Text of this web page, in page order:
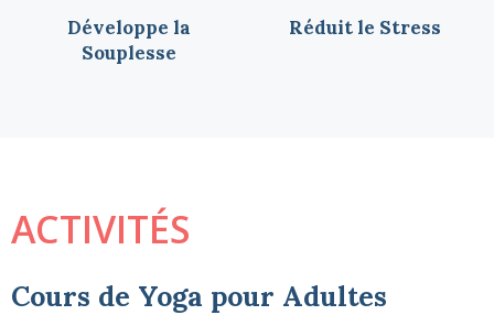
Développe la
Souplesse
Réduit le Stress
ACTIVITÉS
Cours de Yoga pour Adultes